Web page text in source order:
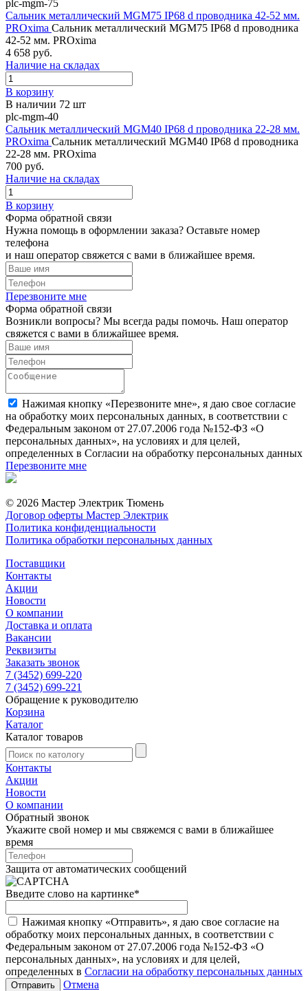
plc-mgm-75
Сальник металлический MGM75 IP68 d проводника 42-52 мм.
PROxima Сальник металлический MGM75 IP68 d проводника
42-52 мм. PROxima
4 658 руб.
Наличие на складах
В корзину
В наличии 72 шт
plc-mgm-40
Сальник металлический MGM40 IP68 d проводника 22-28 мм.
PROxima Сальник металлический MGM40 IP68 d проводника
22-28 мм. PROxima
700 руб.
Наличие на складах
В корзину
Форма обратной связи
Нужна помощь в оформлении заказа? Оставьте номер
телефона
и наш оператор свяжется с вами в ближайшее время.
Перезвоните мне
Форма обратной связи
Возникли вопросы? Мы всегда рады помочь. Наш оператор
свяжется с вами в ближайшее время.
Нажимая кнопку «Перезвоните мне», я даю свое согласие
на обработку моих персональных данных, в соответствии с
Федеральным законом от 27.07.2006 года №152-ФЗ «О
персональных данных», на условиях и для целей,
определенных в Согласии на обработку персональных данных
Перезвоните мне
© 2026 Мастер Электрик Тюмень
Договор оферты Мастер Электрик
Политика конфиденциальности
Политика обработки персональных данных
Поставщики
Контакты
Акции
Новости
О компании
Доставка и оплата
Вакансии
Реквизиты
Заказать звонок
7 (3452) 699-220
7 (3452) 699-221
Обращение к руководителю
Корзина
Каталог
Каталог товаров
Контакты
Акции
Новости
О компании
Обратный звонок
Укажите свой номер и мы свяжемся с вами в ближайшее
время
Защита от автоматических сообщений
Введите слово на картинке*
Нажимая кнопку «Отправить», я даю свое согласие на
обработку моих персональных данных, в соответствии с
Федеральным законом от 27.07.2006 года №152-ФЗ «О
персональных данных», на условиях и для целей,
определенных в Согласии на обработку персональных данных
Отмена